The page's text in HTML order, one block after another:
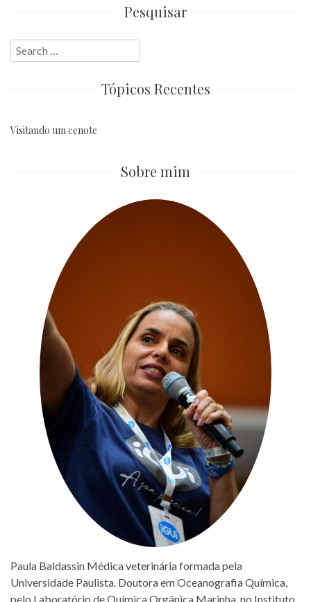
Pesquisar
Search
for:
Tópicos Recentes
Visitando um cenote
Sobre mim
Paula Baldassin Médica veterinária formada pela
Universidade Paulista. Doutora em Oceanografia Química,
pelo Laboratório de Química Orgânica Marinha, no Instituto